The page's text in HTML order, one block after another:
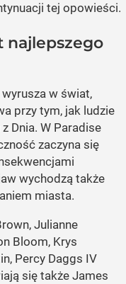
tej opowieści.
najlepszego
wyrusza w świat,
przy tym, jak ludzie
Dnia. W Paradise
zaczyna się
wychodzą także
miasta.
Julianne
Bloom, Krys
Percy Daggs IV
się także James